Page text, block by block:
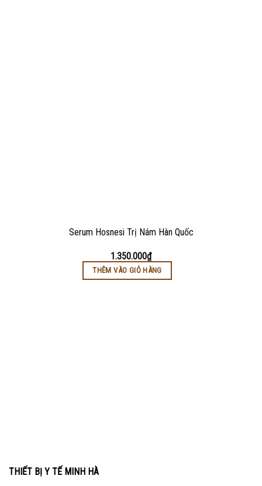
Serum Hosnesi Trị Nám Hàn Quốc
1.350.000₫
THÊM VÀO GIỎ HÀNG
THIẾT BỊ Y TẾ MINH HÀ